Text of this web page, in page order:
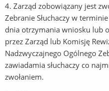
4. Zarząd zobowiązany jest
Zebranie Słuchaczy w
dnia otrzymania wniosku lub
przez Zarząd lub Komisję
Nadzwyczajnego Ogólnego
zawiadamia słuchaczy co
zwołaniem.